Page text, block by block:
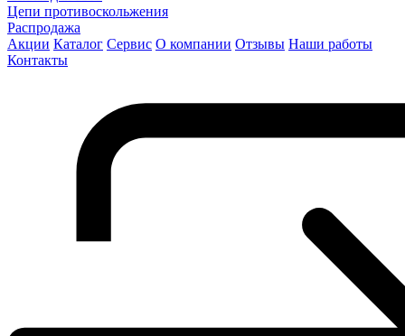
Цепи противоскольжения
Распродажа
Акции Каталог Сервис О компании Отзывы Наши работы
Контакты